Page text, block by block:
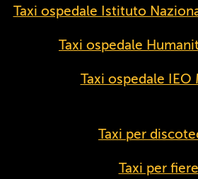
Taxi ospedale Istituto
Taxi ospedale
Taxi ospedale IEO
Taxi per
Taxi per fiere